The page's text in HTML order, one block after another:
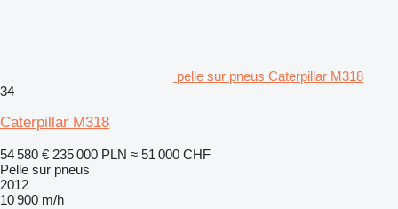
pelle sur pneus Caterpillar M318
34
Caterpillar M318
54 580 € 235 000 PLN ≈ 51 000 CHF
Pelle sur pneus
2012
10 900 m/h